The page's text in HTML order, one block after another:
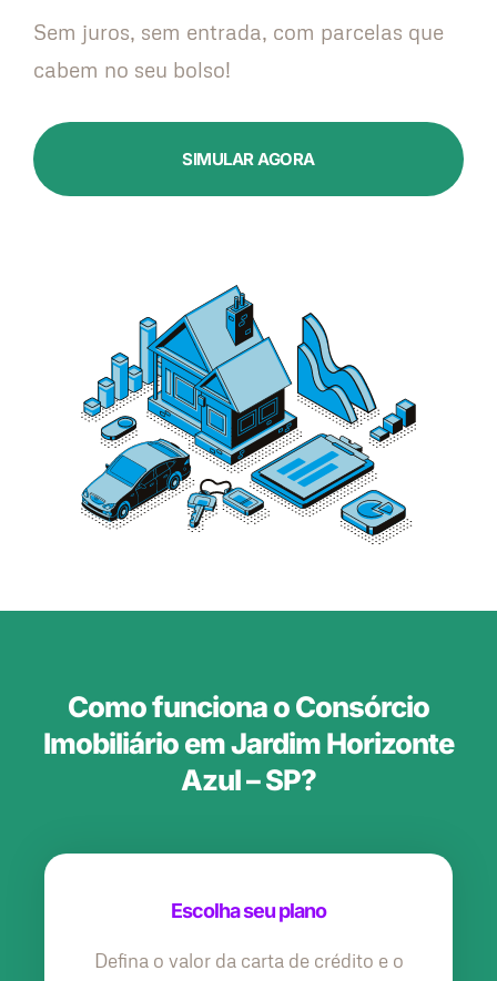
Sem juros, sem entrada, com parcelas que
cabem no seu bolso!
SIMULAR AGORA
Como funciona o Consórcio
Imobiliário em Jardim Horizonte
Azul – SP?
Escolha seu plano
Defina o valor da carta de crédito e o